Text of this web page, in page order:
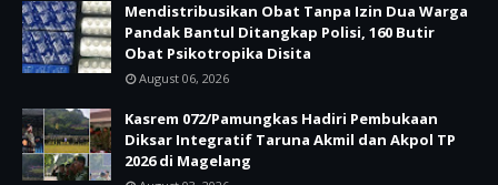
Mendistribusikan Obat Tanpa Izin Dua Warga
Pandak Bantul Ditangkap Polisi, 160 Butir
Obat Psikotropika Disita
August 06, 2026
Kasrem 072/Pamungkas Hadiri Pembukaan
Diksar Integratif Taruna Akmil dan Akpol TP
2026 di Magelang